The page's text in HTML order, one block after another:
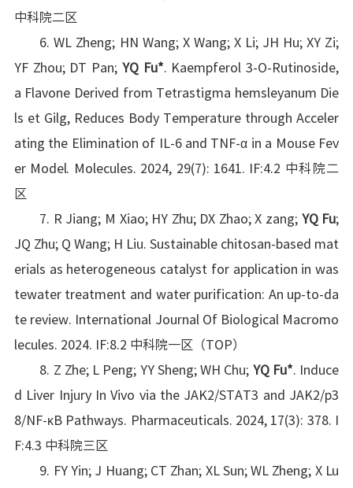
中科院二区
6. WL Zheng; HN Wang; X Wang; X Li; JH Hu; XY Zi;
YF Zhou; DT Pan; YQ Fu*. Kaempferol 3-O-Rutinoside,
a Flavone Derived from Tetrastigma hemsleyanum Die
ls et Gilg, Reduces Body Temperature through Acceler
ating the Elimination of IL-6 and TNF-α in a Mouse Fev
er Model. Molecules. 2024, 29(7): 1641. IF:4.2 中科院二
区
7. R Jiang; M Xiao; HY Zhu; DX Zhao; X zang; YQ Fu;
JQ Zhu; Q Wang; H Liu. Sustainable chitosan-based mat
erials as heterogeneous catalyst for application in was
tewater treatment and water purification: An up-to-da
te review. International Journal Of Biological Macromo
lecules. 2024. IF:8.2 中科院一区（TOP）
8. Z Zhe; L Peng; YY Sheng; WH Chu; YQ Fu*. Induce
d Liver Injury In Vivo via the JAK2/STAT3 and JAK2/p3
8/NF-κB Pathways. Pharmaceuticals. 2024, 17(3): 378. I
F:4.3 中科院三区
9. FY Yin; J Huang; CT Zhan; XL Sun; WL Zheng; X Lu